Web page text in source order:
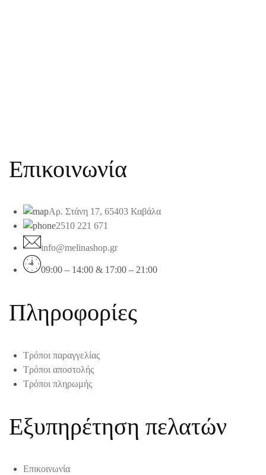
Επικοινωνία
Αρ. Στάνη 17, 65403 Καβάλα
2510 221 671
info@melinashop.gr
09:00 – 14:00 & 17:00 – 21:00
Πληροφορίες
Τρόποι παραγγελίας
Τρόποι αποστολής
Τρόποι πληρωμής
Εξυπηρέτηση πελατών
Επικοινωνία